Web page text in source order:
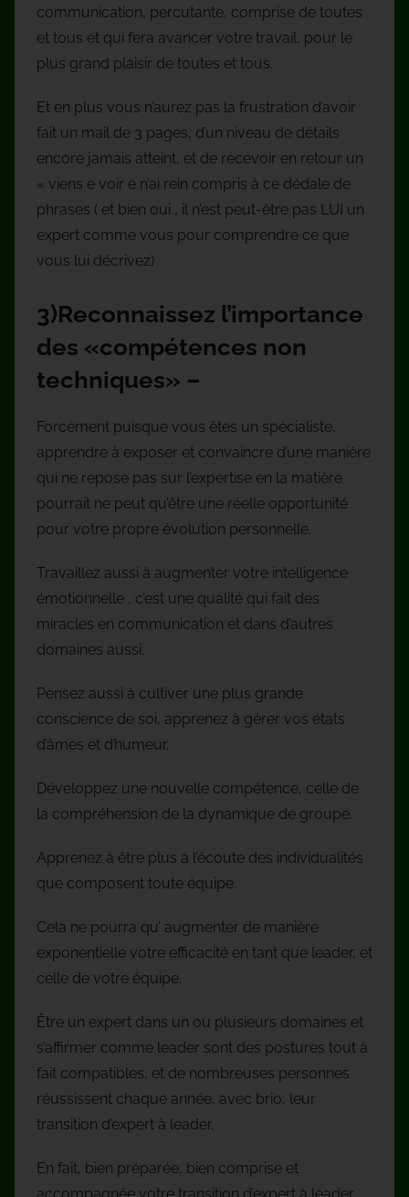
communication, percutante, comprise de toutes
et tous et qui fera avancer votre travail, pour le
plus grand plaisir de toutes et tous.
Et en plus vous n’aurez pas la frustration d’avoir
fait un mail de 3 pages, d’un niveau de détails
encore jamais atteint, et de recevoir en retour un
« viens e voir e n’ai rein compris à ce dédale de
phrases ( et bien oui , il n’est peut-être pas LUI un
expert comme vous pour comprendre ce que
vous lui décrivez)
3)Reconnaissez l’importance
des «compétences non
techniques» –
Forcément puisque vous êtes un spécialiste,
apprendre à exposer et convaincre d’une manière
qui ne repose pas sur l’expertise en la matière
pourrait ne peut qu’être une réelle opportunité
pour votre propre évolution personnelle.
Travaillez aussi à augmenter votre intelligence
émotionnelle , c’est une qualité qui fait des
miracles en communication et dans d’autres
domaines aussi.
Pensez aussi à cultiver une plus grande
conscience de soi, apprenez à gérer vos états
d’âmes et d’humeur.
Développez une nouvelle compétence, celle de
la compréhension de la dynamique de groupe.
Apprenez à être plus à l’écoute des individualités
que composent toute équipe.
Cela ne pourra qu’ augmenter de manière
exponentielle votre efficacité en tant que leader, et
celle de votre équipe.
Être un expert dans un ou plusieurs domaines et
s’affirmer comme leader sont des postures tout à
fait compatibles, et de nombreuses personnes
réussissent chaque année, avec brio, leur
transition d’expert à leader.
En fait, bien préparée, bien comprise et
accompagnée votre transition d’expert à leader ,